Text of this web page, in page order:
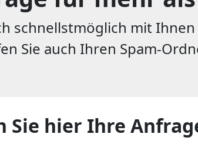
schnellstmöglich mit
Sie auch Ihren Spam-
Sie hier Ihre